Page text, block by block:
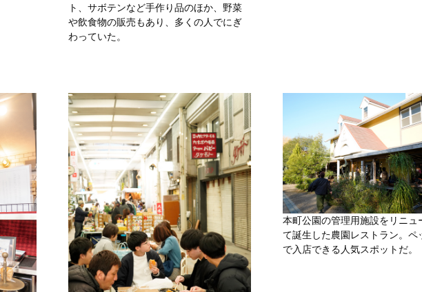
ト、サボテンなど手作り品のほか、野菜
や飲食物の販売もあり、多くの人でにぎ
わっていた。
本町公園の管理用施設をリニュ
て誕生した農園レストラン。ペ
で入店できる人気スポットだ。